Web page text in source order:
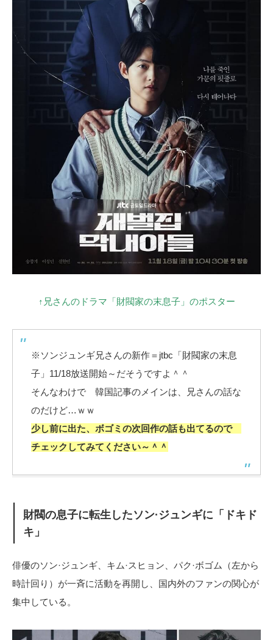
↑兄さんのドラマ「財閥家の末息子」のポスター
※ソンジュンギ兄さんの新作＝jtbc「財閥家の末息
子」11/18放送開始～だそうですよ＾＾
そんなわけで 韓国記事のメインは、兄さんの話な
のだけど…ｗｗ
少し前に出た、ボゴミの次回作の話も出てるので
チェックしてみてください～＾＾
財閥の息子に転生したソン·ジュンギに「ドキド
キ」
俳優のソン·ジュンギ、キム·スヒョン、パク·ボゴム（左から
時計回り）が一斉に活動を再開し、国内外のファンの関心が
集中している。